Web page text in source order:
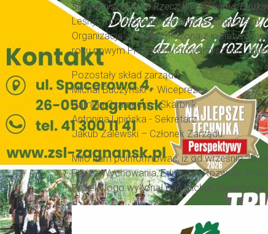
Stowarzyszenie na Rzecz Wychowania,
Leśnych im. Romana Gesinga w Zagnańsku.
Organizacja została założona z inicjatywy
roku nowym Prezesem Stowarzyszenia
Pozostały skład zarządu:
Michał Buczyński – Wiceprezes
Damian Czarnecki – Skarbnik
Antonina Lipińska - Sekretarz
Jakub Zalewski – Członek Zarządu.
Miło nam poinformować, iż od września
Rzecz Wychowania, Edukacji i Rozwoju
Projekt logo wykonał pan Michał